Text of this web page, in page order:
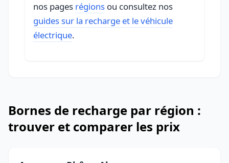
nos pages régions ou consultez nos
guides sur la recharge et le véhicule
électrique.
Bornes de recharge par région :
trouver et comparer les prix